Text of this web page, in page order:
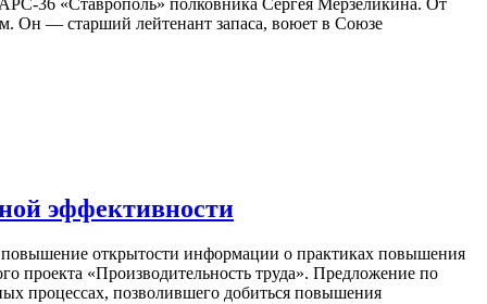
Он — старший лейтенант запаса, воюет в Союзе
эффективности
открытости информации о практиках повышения
проекта «Производительность труда». Предложение по
процессах, позволившего добиться повышения